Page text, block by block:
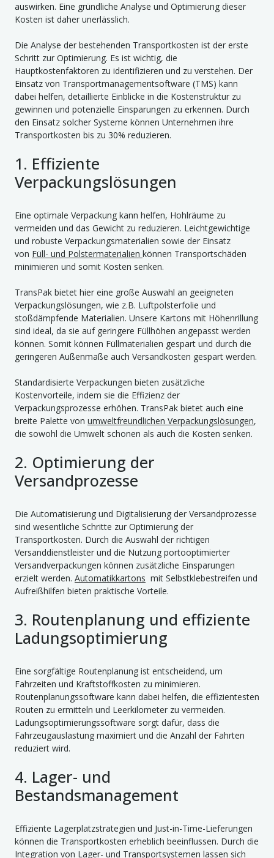
auswirken. Eine gründliche Analyse und Optimierung dieser
Kosten ist daher unerlässlich.
Die Analyse der bestehenden Transportkosten ist der erste
Schritt zur Optimierung. Es ist wichtig, die
Hauptkostenfaktoren zu identifizieren und zu verstehen. Der
Einsatz von Transportmanagementsoftware (TMS) kann
dabei helfen, detaillierte Einblicke in die Kostenstruktur zu
gewinnen und potenzielle Einsparungen zu erkennen. Durch
den Einsatz solcher Systeme können Unternehmen ihre
Transportkosten bis zu 30% reduzieren.
1. Effiziente
Verpackungslösungen
Eine optimale Verpackung kann helfen, Hohlräume zu
vermeiden und das Gewicht zu reduzieren. Leichtgewichtige
und robuste Verpackungsmaterialien sowie der Einsatz
von Füll- und Polstermaterialien können Transportschäden
minimieren und somit Kosten senken.
TransPak bietet hier eine große Auswahl an geeigneten
Verpackungslösungen, wie z.B. Luftpolsterfolie und
stoßdämpfende Materialien. Unsere Kartons mit Höhenrillung
sind ideal, da sie auf geringere Füllhöhen angepasst werden
können. Somit können Füllmaterialien gespart und durch die
geringeren Außenmaße auch Versandkosten gespart werden.
Standardisierte Verpackungen bieten zusätzliche
Kostenvorteile, indem sie die Effizienz der
Verpackungsprozesse erhöhen. TransPak bietet auch eine
breite Palette von umweltfreundlichen Verpackungslösungen,
die sowohl die Umwelt schonen als auch die Kosten senken.
2. Optimierung der
Versandprozesse
Die Automatisierung und Digitalisierung der Versandprozesse
sind wesentliche Schritte zur Optimierung der
Transportkosten. Durch die Auswahl der richtigen
Versanddienstleister und die Nutzung portooptimierter
Versandverpackungen können zusätzliche Einsparungen
erzielt werden. Automatikkartons mit Selbstklebestreifen und
Aufreißhilfen bieten praktische Vorteile.
3. Routenplanung und effiziente
Ladungsoptimierung
Eine sorgfältige Routenplanung ist entscheidend, um
Fahrzeiten und Kraftstoffkosten zu minimieren.
Routenplanungssoftware kann dabei helfen, die effizientesten
Routen zu ermitteln und Leerkilometer zu vermeiden.
Ladungsoptimierungssoftware sorgt dafür, dass die
Fahrzeugauslastung maximiert und die Anzahl der Fahrten
reduziert wird.
4. Lager- und
Bestandsmanagement
Effiziente Lagerplatzstrategien und Just-in-Time-Lieferungen
können die Transportkosten erheblich beeinflussen. Durch die
Integration von Lager- und Transportsystemen lassen sich